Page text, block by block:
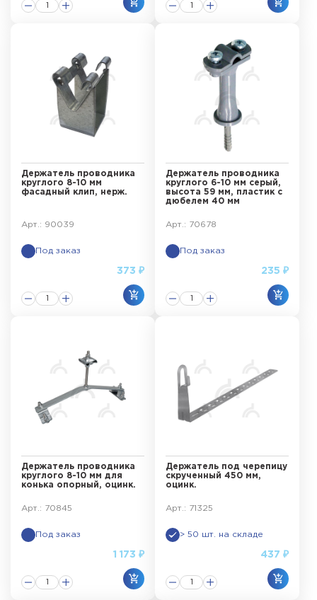
Держатель проводника
круглого 8-10 мм
фасадный клип, нерж.
Арт.: 90039
Под заказ
373 ₽
Держатель проводника
круглого 6-10 мм серый,
высота 59 мм, пластик с
дюбелем 40 мм
Арт.: 70678
Под заказ
235 ₽
Держатель проводника
круглого 8-10 мм для
конька опорный, оцинк.
Арт.: 70845
Под заказ
1 173 ₽
Держатель под черепицу
скрученный 450 мм,
оцинк.
Арт.: 71325
> 50 шт. на складе
437 ₽